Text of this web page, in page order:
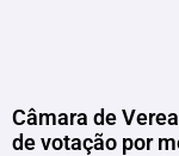
Câmara de
de votação por